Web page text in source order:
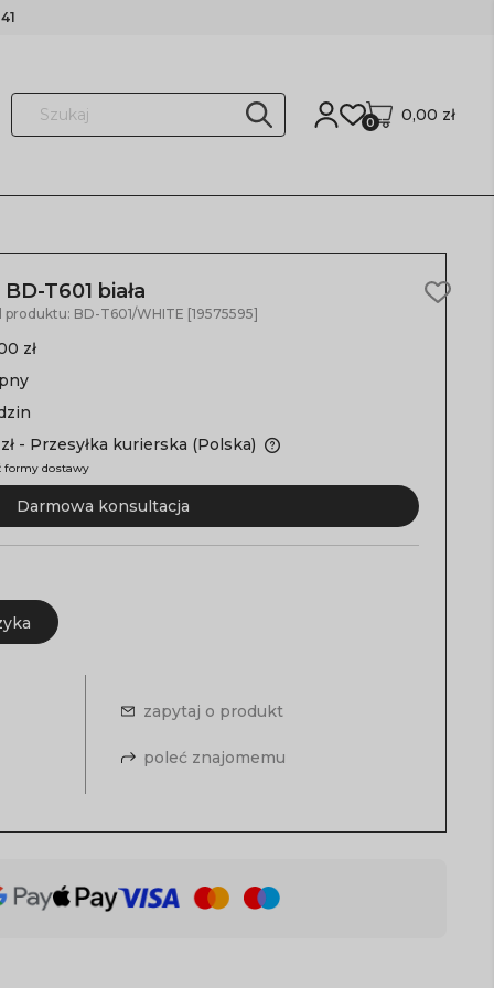
0,00 zł
0
T601 biała
produktu: BD-T601/WHITE [19575595]
zł
- Przesyłka kurierska (Polska)
formy dostawy
Darmowa konsultacja
zapytaj o produkt
poleć znajomemu